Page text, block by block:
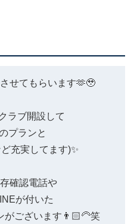
せてもらいます🫶🥹
ラブ開設して
プランと
充実してます)✨
確認電話や
が付いた
ございます👨🏻‍🦳笑